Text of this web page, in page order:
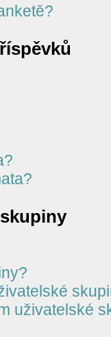
uživatelské